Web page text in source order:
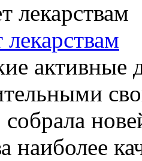
активные
наиболее